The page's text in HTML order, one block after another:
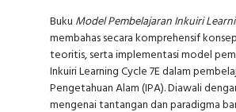
Buku Model Pembelajaran Inkuiri
membahas secara komprehensif
teoritis, serta implementasi model
Inkuiri Learning Cycle 7E dalam
Pengetahuan Alam (IPA). Diawali
mengenai tantangan dan paradigma